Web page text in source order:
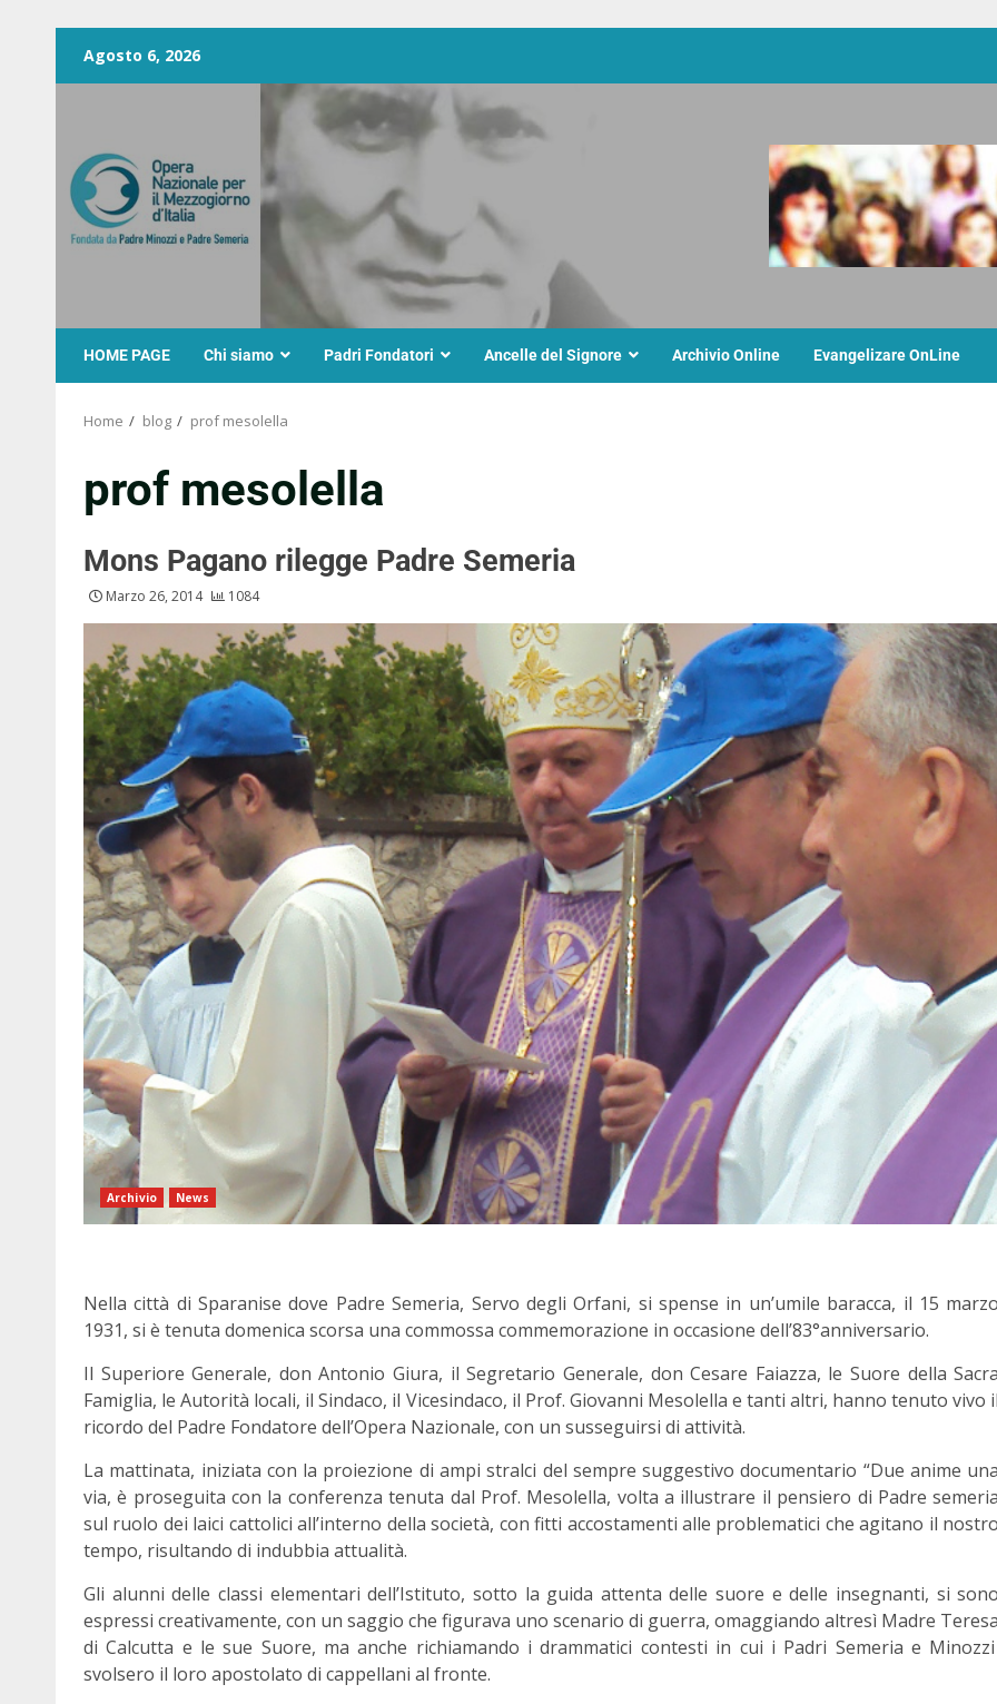
Agosto 6, 2026
HOME PAGE Chi siamo Padri Fondatori Ancelle del Signore Archivio Online Evangelizare OnLine
Home blog prof mesolella
prof mesolella
Mons Pagano rilegge Padre Semeria
Marzo 26, 2014 1084
Archivio News
Nella città di Sparanise dove Padre Semeria, Servo degli Orfani, si spense in un’umile baracca, il 15 marzo
1931, si è tenuta domenica scorsa una commossa commemorazione in occasione dell’83°anniversario.
Il Superiore Generale, don Antonio Giura, il Segretario Generale, don Cesare Faiazza, le Suore della Sacra
Famiglia, le Autorità locali, il Sindaco, il Vicesindaco, il Prof. Giovanni Mesolella e tanti altri, hanno tenuto vivo il
ricordo del Padre Fondatore dell’Opera Nazionale, con un susseguirsi di attività.
La mattinata, iniziata con la proiezione di ampi stralci del sempre suggestivo documentario “Due anime una
via, è proseguita con la conferenza tenuta dal Prof. Mesolella, volta a illustrare il pensiero di Padre semeria
sul ruolo dei laici cattolici all’interno della società, con fitti accostamenti alle problematici che agitano il nostro
tempo, risultando di indubbia attualità.
Gli alunni delle classi elementari dell’Istituto, sotto la guida attenta delle suore e delle insegnanti, si sono
espressi creativamente, con un saggio che figurava uno scenario di guerra, omaggiando altresì Madre Teresa
di Calcutta e le sue Suore, ma anche richiamando i drammatici contesti in cui i Padri Semeria e Minozzi
svolsero il loro apostolato di cappellani al fronte.